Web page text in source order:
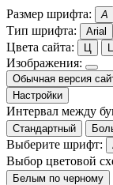
Размер шрифта: A
Тип шрифта: Arial
Цвета сайта: Ц
Изображения:
Обычная версия
Настройки
Интервал между
Стандартный
Выберите шрифт:
Выбор цветовой
Белым по черному